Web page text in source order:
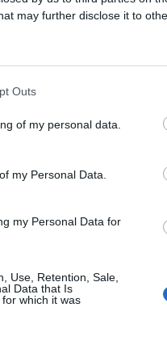
may further disclose it to
Outs
of my personal data.
my Personal Data.
my Personal Data for
Use, Retention, Sale,
Data that Is
which it was
regulaminowych spodni.
mu i gratulowali
kontroli inspektorów